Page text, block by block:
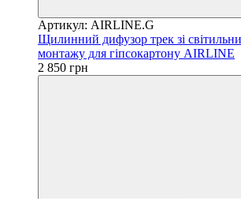
Артикул: AIRLINE.G
Щилинний дифузор трек зі
монтажу для гіпсокартону AIRLINE
2 850 грн